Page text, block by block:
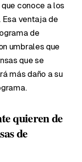
conoce a los
Esa ventaja de
de
umbrales que
que se
más daño a su
quieren de
de